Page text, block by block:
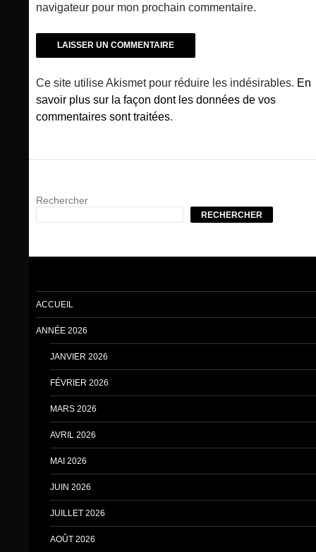
navigateur pour mon prochain commentaire.
Ce site utilise Akismet pour réduire les indésirables. En
savoir plus sur la façon dont les données de vos
commentaires sont traitées.
Rechercher
RECHERCHER
ACCUEIL
ANNÉE 2026
JANVIER 2026
FÉVRIER 2026
MARS 2026
AVRIL 2026
MAI 2026
JUIN 2026
JUILLET 2026
AOÛT 2026